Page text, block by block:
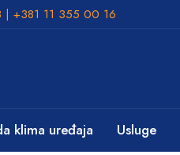
+381 11 355 00 16
klima uređaja Usluge